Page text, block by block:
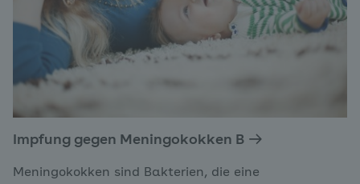
Impfung gegen Meningokokken B
Meningokokken sind Bakterien, die eine